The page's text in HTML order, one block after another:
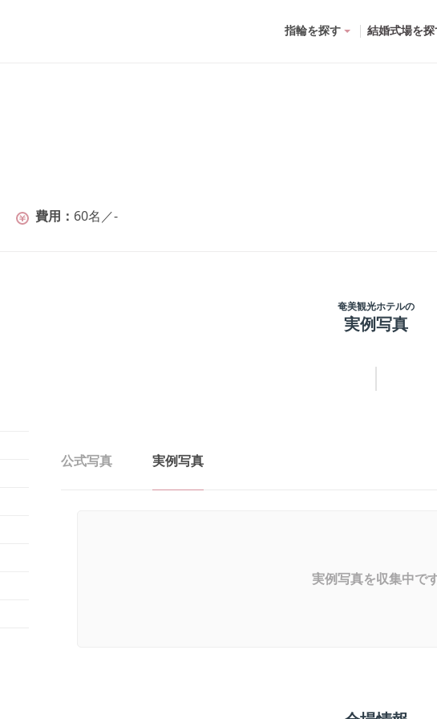
指輪を探す 結婚式場を
費用 60名 ／-
奄美観光ホテルの
実例写真
公式写真 実例写真
実例写真を収集中で